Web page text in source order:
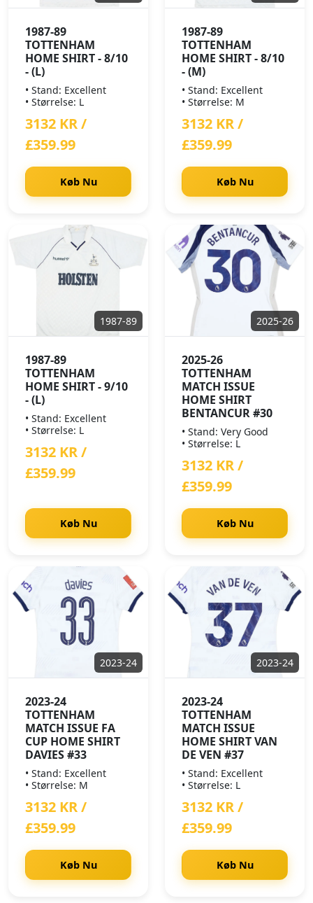
1987-89
TOTTENHAM
HOME SHIRT - 8/10
- (L)
• Stand: Excellent
• Størrelse: L
3132 KR /
£359.99
Køb Nu
1987-89
TOTTENHAM
HOME SHIRT - 8/10
- (M)
• Stand: Excellent
• Størrelse: M
3132 KR /
£359.99
Køb Nu
1987-89
1987-89
TOTTENHAM
HOME SHIRT - 9/10
- (L)
• Stand: Excellent
• Størrelse: L
3132 KR /
£359.99
Køb Nu
2025-26
2025-26
TOTTENHAM
MATCH ISSUE
HOME SHIRT
BENTANCUR #30
• Stand: Very Good
• Størrelse: L
3132 KR /
£359.99
Køb Nu
2023-24
2023-24
TOTTENHAM
MATCH ISSUE FA
CUP HOME SHIRT
DAVIES #33
• Stand: Excellent
• Størrelse: M
3132 KR /
£359.99
Køb Nu
2023-24
2023-24
TOTTENHAM
MATCH ISSUE
HOME SHIRT VAN
DE VEN #37
• Stand: Excellent
• Størrelse: L
3132 KR /
£359.99
Køb Nu